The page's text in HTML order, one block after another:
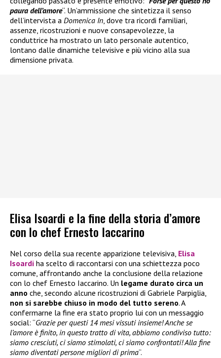
paura dell’amore“. Un’ammissione che sintetizza il senso
dell’intervista a Domenica In, dove tra ricordi familiari,
assenze, ricostruzioni e nuove consapevolezze, la
conduttrice ha mostrato un lato personale autentico,
lontano dalle dinamiche televisive e più vicino alla sua
dimensione privata.
Elisa Isoardi e la fine della storia d’amore
con lo chef Ernesto Iaccarino
Nel corso della sua recente apparizione televisiva, Elisa
Isoardi ha scelto di raccontarsi con una schiettezza poco
comune, affrontando anche la conclusione della relazione
con lo chef Ernesto Iaccarino. Un legame durato circa un
anno che, secondo alcune ricostruzioni di Gabriele Parpiglia,
non si sarebbe chiuso in modo del tutto sereno. A
confermarne la fine era stato proprio lui con un messaggio
social: “Grazie per questi 14 mesi vissuti insieme! Anche se
l’amore è finito, in questo tratto di vita, abbiamo condiviso tutto:
siamo cresciuti, ci siamo stimolati, ci siamo confrontati! Alla fine
siamo diventati persone migliori di prima“.